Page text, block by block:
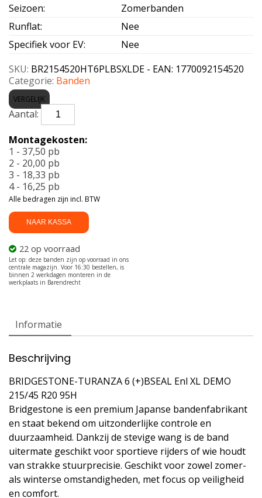
Seizoen:
Zomerbanden
Runflat:
Nee
Specifiek voor EV:
Nee
SKU: BR2154520HT6PLBSXLDE - EAN: 1770092154520
Categorie: Banden
VERGELIJK
BRIDGESTONE-
TURANZA
(+)BSEAL
Enl
XL
DEMO
215/45
R20
95H
aantal
NAAR KASSA
22 op voorraad
Montagekosten:
1 - 37,50 pb
2 - 20,00 pb
3 - 18,33 pb
4 - 16,25 pb
Alle bedragen zijn incl. BTW
Informatie
Beschrijving
BRIDGESTONE-TURANZA 6 (+)BSEAL Enl XL DEMO
215/45 R20 95H
Bridgestone is een premium Japanse bandenfabrikant
en staat bekend om uitzonderlijke controle en
duurzaamheid. Dankzij de stevige wang is de band
uitermate geschikt voor sportieve rijders of wie houdt
van strakke stuurprecisie. Geschikt voor zowel zomer-
als winterse omstandigheden, met focus op veiligheid
en comfort.